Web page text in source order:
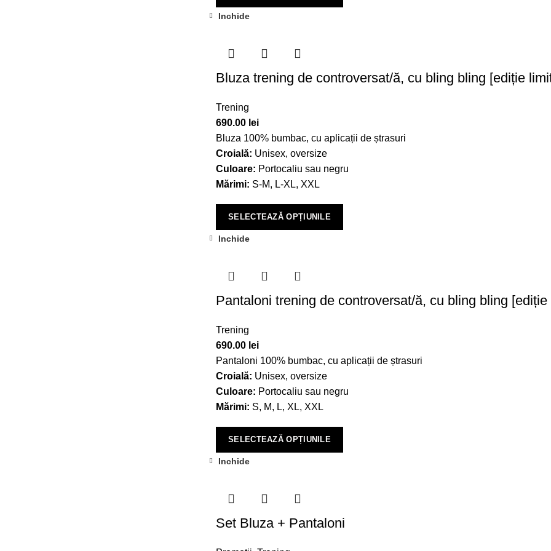
Inchide
Bluza trening de controversat/ă, cu bling bling [ediție
Trening
690.00 lei
Bluza 100% bumbac, cu aplicații de ștrasuri
Croială: Unisex, oversize
Culoare: Portocaliu sau negru
Mărimi: S-M, L-XL, XXL
SELECTEAZĂ OPȚIUNILE
Inchide
Pantaloni trening de controversat/ă, cu bling bling [ediție
Trening
690.00 lei
Pantaloni 100% bumbac, cu aplicații de ștrasuri
Croială: Unisex, oversize
Culoare: Portocaliu sau negru
Mărimi: S, M, L, XL, XXL
SELECTEAZĂ OPȚIUNILE
Inchide
Set Bluza + Pantaloni